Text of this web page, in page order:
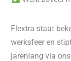
Flextra staat
werksfeer en
jarenlang via